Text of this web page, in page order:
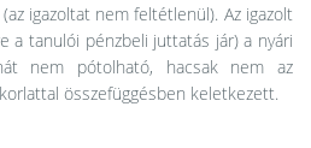
igazoltat nem feltétlenül). Az igazolt
a tanulói pénzbeli juttatás jár) a nyári
nem pótolható, hacsak nem az
összefüggésben keletkezett.